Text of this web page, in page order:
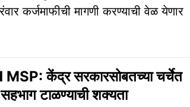
कर्जमाफीची मागणी करण्याची वेळ येणार
केंद्र सरकारसोबतच्या चर्चेत
टाळण्याची शक्यता